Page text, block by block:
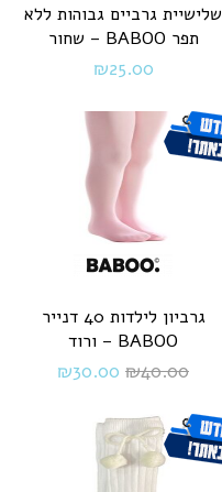
שלישיית גרביים גבוהות ללא
תפר BABOO – שחור
₪25.00
גרביון לילדות 40 דנייר
BABOO – ורוד
₪40.00
₪30.00